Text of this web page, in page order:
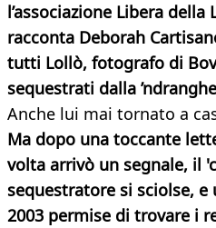
l’associazione Libera della
racconta Deborah
tutti Lollò, fotografo di
sequestrati dalla
Anche lui mai tornato a
Ma dopo una toccante
volta arrivò un segnale, il
sequestratore si sciolse,
2003 permise di trovare i